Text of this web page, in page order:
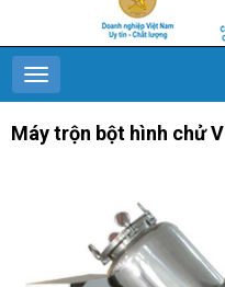
Máy trộn bột hình chử V